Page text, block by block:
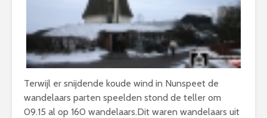
Terwijl er snijdende koude wind in Nunspeet de
wandelaars parten speelden stond de teller om
09.15 al op 160 wandelaars.Dit waren wandelaars uit